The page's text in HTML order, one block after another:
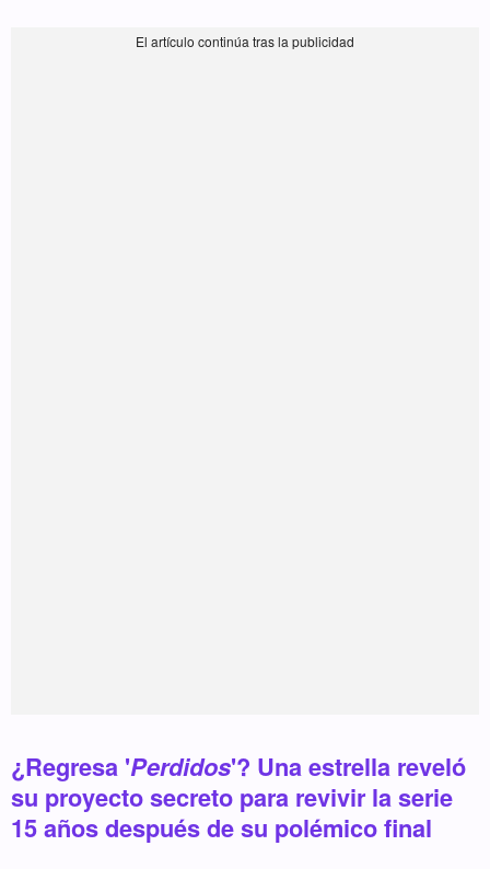
¿Regresa 'Perdidos'? Una estrella reveló
su proyecto secreto para revivir la serie
15 años después de su polémico final